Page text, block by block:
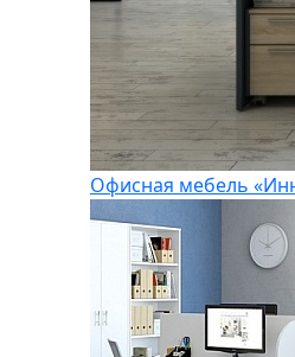
Офисная мебель